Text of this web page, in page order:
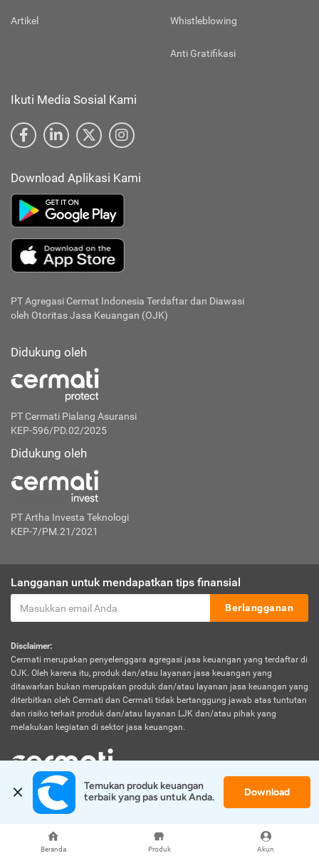
Beranda Produk Akun
Artikel Whistleblowing
Anti Gratifikasi
Ikuti Media Sosial Kami
Download Aplikasi Kami
PT Agregasi Cermat Indonesia Terdaftar dan Diawasi
oleh Otoritas Jasa Keuangan (OJK)
Didukung oleh
PT Cermati Pialang Asuransi
KEP-596/PD.02/2025
Didukung oleh
PT Artha Investa Teknologi
KEP-7/PM.21/2021
Langganan untuk mendapatkan tips finansial
Berlangganan
Disclaimer:
Cermati merupakan penyelenggara agregasi jasa keuangan yang terdaftar di
OJK. Oleh karena itu, produk dan/atau layanan jasa keuangan yang
ditawarkan bukan merupakan produk dan/atau layanan jasa keuangan yang
diterbitkan oleh Cermati dan Cermati tidak bertanggung jawab atas tuntutan
dan risiko terkait produk dan/atau layanan LJK dan/atau pihak yang
melakukan kegiatan di sektor jasa keuangan.
© 2026 Cermati. All Rights Reserved.
Temukan produk keuangan
terbaik yang pas untuk Anda.
Download